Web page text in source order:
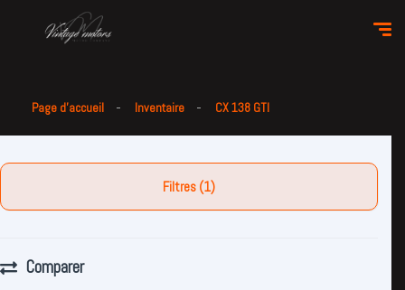
Page d'accueil Inventaire CX 138 GTI
Filtres (1)
Comparer